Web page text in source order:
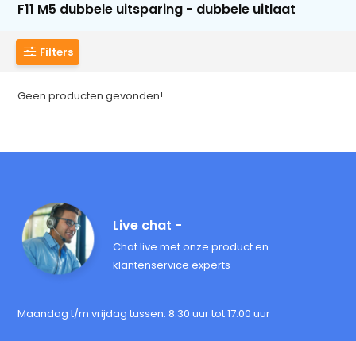
F11 M5 dubbele uitsparing - dubbele uitlaat
Filters
Geen producten gevonden!...
Live chat -
Chat live met onze product en
klantenservice experts
Maandag t/m vrijdag tussen: 8:30 uur tot 17:00 uur